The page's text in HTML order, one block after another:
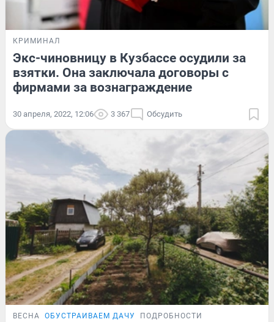
КРИМИНАЛ
Экс-чиновницу в Кузбассе осудили за
взятки. Она заключала договоры с
фирмами за вознаграждение
30 апреля, 2022, 12:06 3 367 Обсудить
ВЕСНА ОБУСТРАИВАЕМ ДАЧУ ПОДРОБНОСТИ